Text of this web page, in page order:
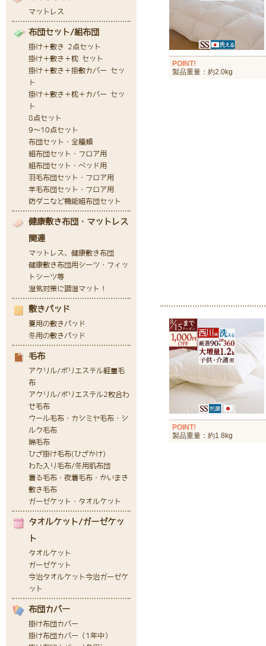
POINT!
製品重量：約2.0kg
POINT!
製品重量：約1.8kg